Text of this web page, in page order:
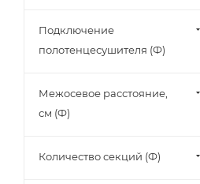
Подключение
полотенцесушителя (Ф)
Межосевое расстояние,
см (Ф)
Количество секций (Ф)